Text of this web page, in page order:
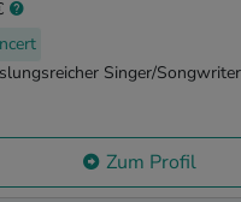
Singer/
Zum Profil